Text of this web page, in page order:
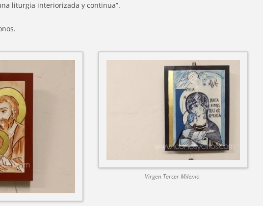
liturgia interiorizada y continua”.
Virgen Tercer Milenio